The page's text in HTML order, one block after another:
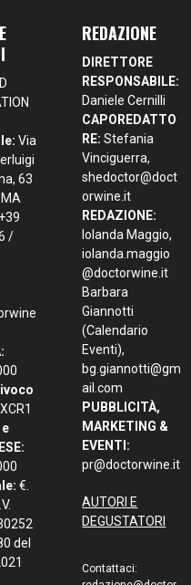
Via
63
+39
/
e
€.
del
REDAZIONE
DIRETTORE
RESPONSABILE:
Daniele Cernilli
CAPOREDATTO
RE: Stefania
Vinciguerra,
shedoctor@doct
orwine.it
REDAZIONE:
Iolanda Maggio,
iolanda.maggio
@doctorwine.it
Barbara
Giannotti
(Calendario
Eventi),
bg.giannotti@gm
ail.com
PUBBLICITÀ,
MARKETING &
EVENTI:
pr@doctorwine.it
AUTORI E
DEGUSTATORI
Contattaci: